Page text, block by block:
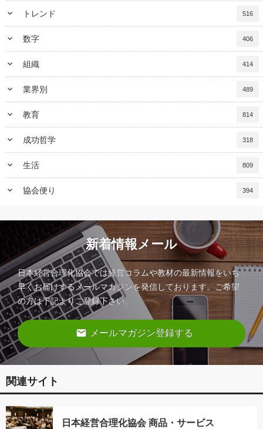
keyboard_arrow_down トレンド 516
keyboard_arrow_down 数字 406
keyboard_arrow_down 組織 414
keyboard_arrow_down 業界別 489
keyboard_arrow_down 教育 814
keyboard_arrow_down 成功哲学 318
keyboard_arrow_down 生活 809
keyboard_arrow_down 協会便り 394
新着情報メール
日本経営合理化協会では経営コラムや教材の最新情報をいち
早くお届けするメールマガジンを発信しております。ご希望
の方は下記よりご登録下さい。
email メールマガジン登録する
関連サイト
日本経営合理化協会 商品・サービス